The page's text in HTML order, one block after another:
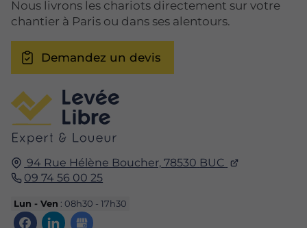
94 Rue Hélène Boucher, 78530 BUC
09 74 56 00 25
Lun - Ven : 08h30 - 17h30
Nous livrons les chariots directement sur votre
chantier à Paris ou dans ses alentours.
Demandez un devis